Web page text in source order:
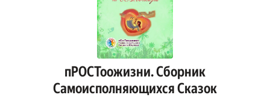
пРОСТоожизни. Сборник
Самоисполняющихся Сказок